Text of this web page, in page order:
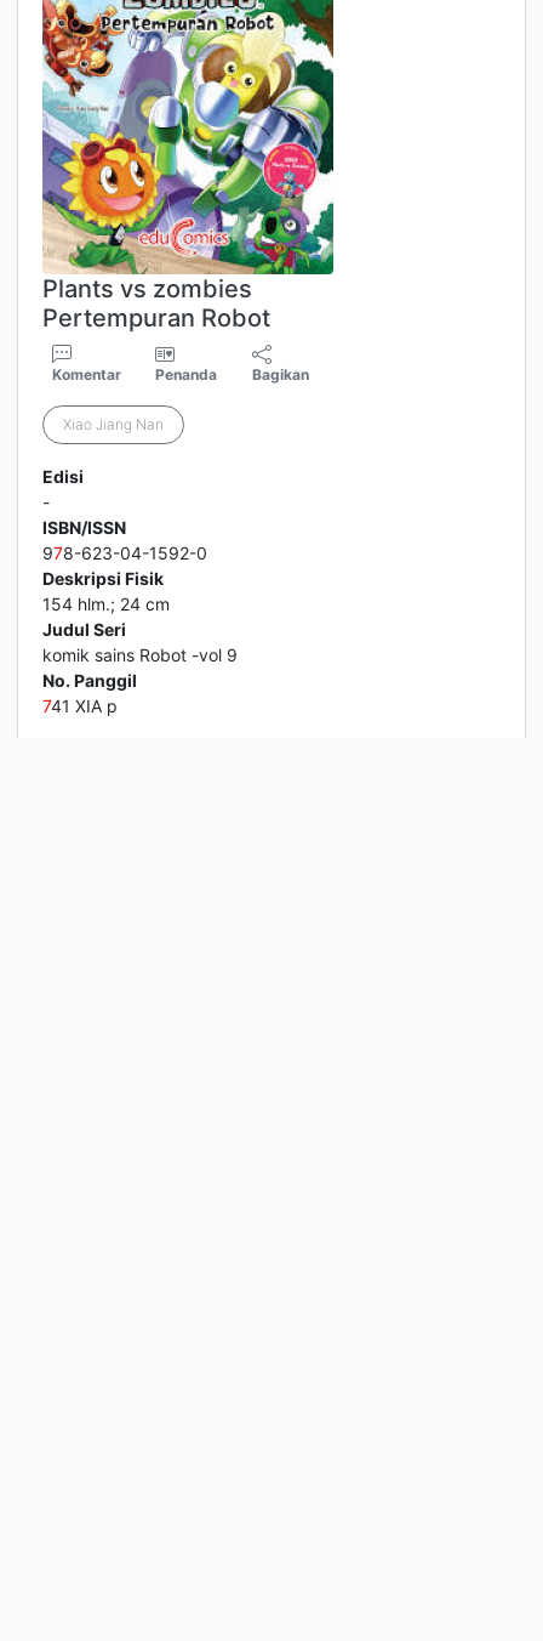
Plants vs zombies
Pertempuran Robot
Komentar Penanda Bagikan
Xiao Jiang Nan
Edisi
-
ISBN/ISSN
978-623-04-1592-0
Deskripsi Fisik
154 hlm.; 24 cm
Judul Seri
komik sains Robot -vol 9
No. Panggil
741 XIA p